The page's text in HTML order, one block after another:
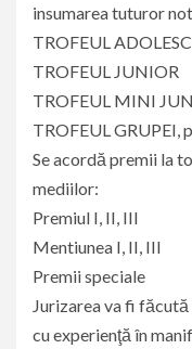
insumarea tuturor
TROFEUL
TROFEUL JUNIOR
TROFEUL MINI
TROFEUL GRUPEI,
Se acordă premii la
mediilor:
Premiul I, II, III
Mentiunea I, II, III
Premii speciale
Jurizarea va fi
cu experienţă în